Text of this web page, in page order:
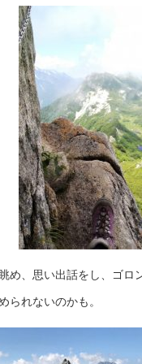
め、思い出話をし、ゴ
られないのかも。